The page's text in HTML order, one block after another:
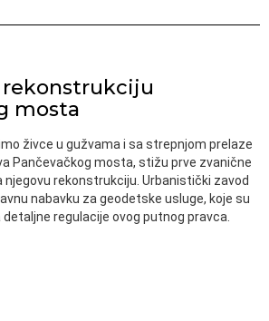
mosta
živce u gužvama i sa strepnjom prelaze
Pančevačkog mosta, stižu prve zvanične
rekonstrukciju. Urbanistički zavod
nabavku za geodetske usluge, koje su
regulacije ovog putnog pravca.